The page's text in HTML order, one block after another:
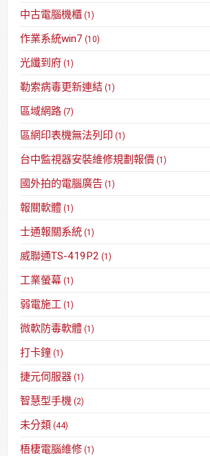
中古電腦機櫃 (1)
作業系統win7 (10)
光纖到府 (1)
勒索病毒更新連結 (1)
區域網路 (7)
區網印表機無法列印 (1)
台中監視器安裝維修規劃報價 (1)
國外拍的電腦廣告 (1)
報關軟體 (1)
士通報關系統 (1)
威聯通TS-419P2 (1)
工業螢幕 (1)
弱電施工 (1)
微軟防毒軟體 (1)
打卡鐘 (1)
捷元伺服器 (1)
智慧型手機 (2)
未分類 (44)
梧棲電腦維修 (1)